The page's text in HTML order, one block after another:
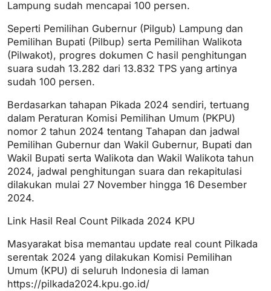
Lampung sudah mencapai 100 persen.
Seperti Pemilihan Gubernur (Pilgub) Lampung dan
Pemilihan Bupati (Pilbup) serta Pemilihan Walikota
(Pilwakot), progres dokumen C hasil penghitungan
suara sudah 13.282 dari 13.832 TPS yang artinya
sudah 100 persen.
Berdasarkan tahapan Pikada 2024 sendiri, tertuang
dalam Peraturan Komisi Pemilihan Umum (PKPU)
nomor 2 tahun 2024 tentang Tahapan dan jadwal
Pemilihan Gubernur dan Wakil Gubernur, Bupati dan
Wakil Bupati serta Walikota dan Wakil Walikota tahun
2024, jadwal penghitungan suara dan rekapitulasi
dilakukan mulai 27 November hingga 16 Desember
2024.
Link Hasil Real Count Pilkada 2024 KPU
Masyarakat bisa memantau update real count Pilkada
serentak 2024 yang dilakukan Komisi Pemilihan
Umum (KPU) di seluruh Indonesia di laman
https://pilkada2024.kpu.go.id/